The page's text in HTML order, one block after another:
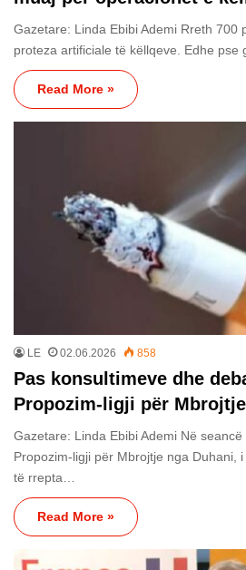
Gazetare: Linda Ebibi Ademi Rreth 700
proteza artificiale të këllqeve. Edhe pse
Read More »
LE 02.06.2026 858
Pas konsultimeve dhe
Propozim-ligji për
Gazetare: Linda Ebibi Ademi Në
Propozim-ligji për Mbrojtje nga Duhani,
të rrepta…
Read More »